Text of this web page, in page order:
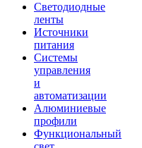
Светодиодные
ленты
Источники
питания
Системы
управления
и
автоматизации
Алюминиевые
профили
Функциональный